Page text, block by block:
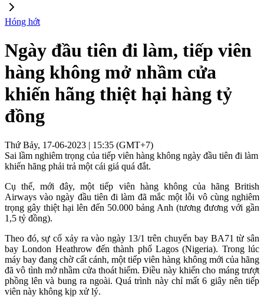
Hóng hớt
Ngày đầu tiên đi làm, tiếp viên
hàng không mở nhầm cửa
khiến hãng thiệt hại hàng tỷ
đồng
Thứ Bảy, 17-06-2023 | 15:35 (GMT+7)
Sai lầm nghiêm trọng của tiếp viên hàng không ngày đầu tiên đi làm
khiến hãng phải trả một cái giá quá đắt.
Cụ thể, mới đây, một tiếp viên hàng không của hãng British
Airways vào ngày đầu tiên đi làm đã mắc một lỗi vô cùng nghiêm
trọng gây thiệt hại lên đến 50.000 bảng Anh (tương đương với gần
1,5 tỷ đồng).
Theo đó, sự cố xảy ra vào ngày 13/1 trên chuyến bay BA71 từ sân
bay London Heathrow đến thành phố Lagos (Nigeria). Trong lúc
máy bay đang chờ cất cánh, một tiếp viên hàng không mới của hãng
đã vô tình mở nhầm cửa thoát hiểm. Điều này khiến cho máng trượt
phồng lên và bung ra ngoài. Quá trình này chỉ mất 6 giây nên tiếp
viên này không kịp xử lý.